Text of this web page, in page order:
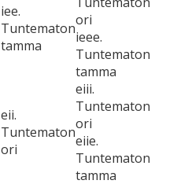
iee.
Tuntematon
tamma
ori
ieee.
Tuntematon
tamma
eii.
Tuntematon
ori
eiii.
Tuntematon
ori
eiie.
Tuntematon
tamma